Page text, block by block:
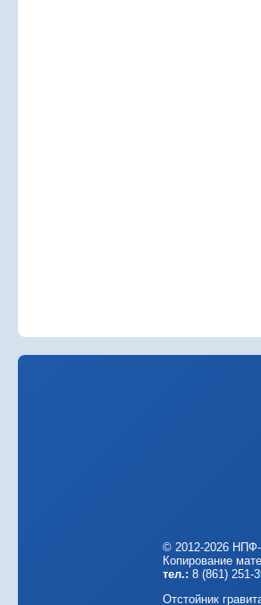
© 2012-2026
Копирование
тел.: 8 (861) 251-
Отстойник